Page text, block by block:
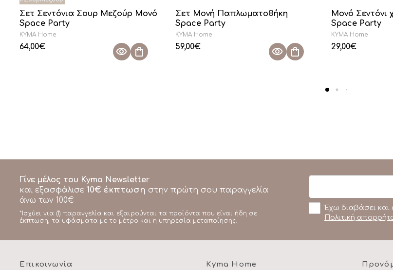
Σετ Σεντόνια Σουρ Μεζούρ Μονό
Space Party
KYMA Home
64,00€
Σετ Μονή Παπλωματοθήκη
Space Party
KYMA Home
59,00€
Μονό Σεντόνι
Space Party
KYMA Home
29,00€
Γίνε μέλος του Kyma Newsletter
και εξασφάλισε 10€ έκπτωση στην πρώτη σου παραγγελία
άνω των 100€
*Ισχύει για (1) παραγγελία και εξαιρούνται τα προϊόντα που είναι ήδη σε
έκπτωση, τα υφάσματα με το μέτρο και η υπηρεσία μεταποίησης.
Έχω διαβάσει και
Πολιτική
Επικοινωνία Kyma Home